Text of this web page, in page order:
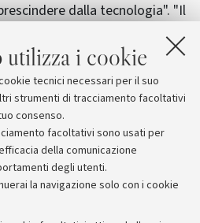
utilizza i cookie
tecnici necessari per il suo
strumenti di tracciamento facoltativi
consenso.
facoltativi sono usati per
della comunicazione
degli utenti.
la navigazione solo con i cookie
dalla tecnologia". "Il
- ha ormai il potenziale di
in modo automatico
dispositivi mobili e prodotti
le Guide di Facoltà".